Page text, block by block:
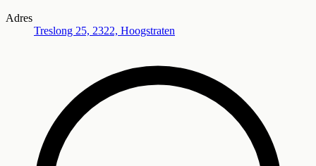
Adres
Treslong 25, 2322, Hoogstraten